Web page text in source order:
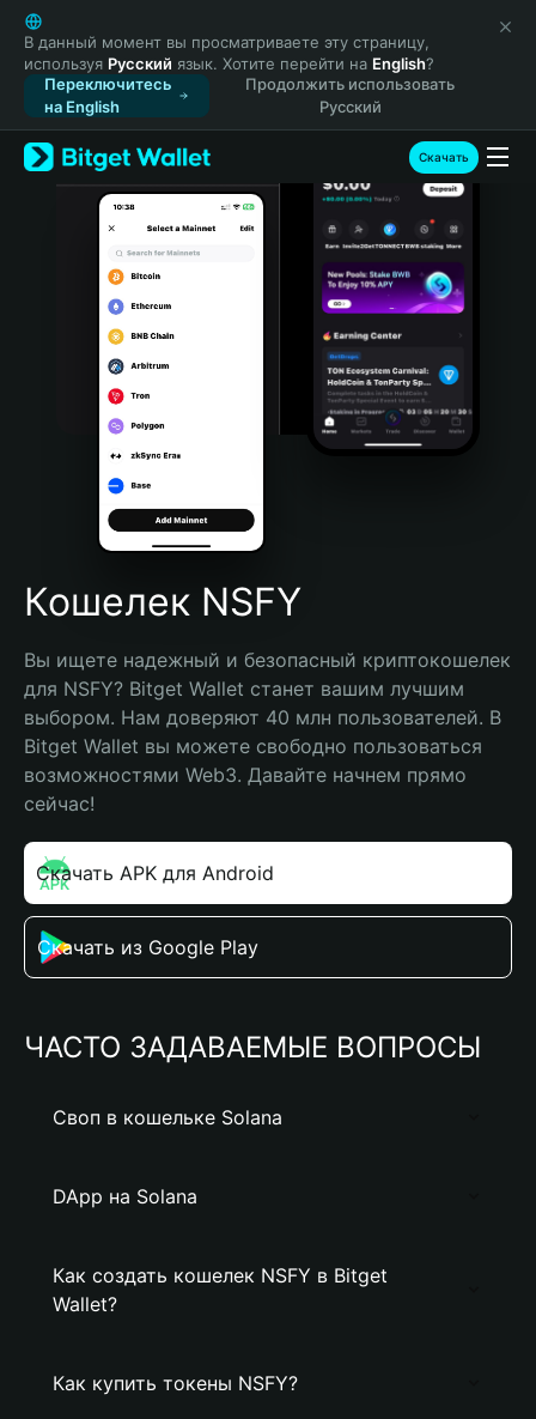
English
日本語
Tiếng Việt
Русский
Español (Latinoamérica)
Türkçe
Italiano
Português (Portugal)
Bahasa Indonesia
Português (Brasil)
Español (Argentina)
В данный момент вы просматриваете эту страницу,
используя Русский язык. Хотите перейти на English?
Переключитесь
на English
Продолжить использовать
Русский
Скачать
Кошелек NSFY
Вы ищете надежный и безопасный криптокошелек
для NSFY? Bitget Wallet станет вашим лучшим
выбором. Нам доверяют 40 млн пользователей. В
Bitget Wallet вы можете свободно пользоваться
возможностями Web3. Давайте начнем прямо
сейчас!
Скачать APK для Android
Скачать из Google Play
ЧАСТО ЗАДАВАЕМЫЕ ВОПРОСЫ
Своп в кошельке Solana
DApp на Solana
Как создать кошелек NSFY в Bitget
Wallet?
Как купить токены NSFY?